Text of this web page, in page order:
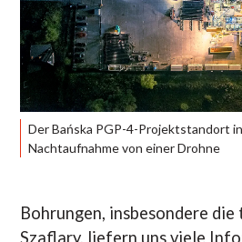
Der Bańska PGP-4-Projektstandort
Nachtaufnahme von einer Drohne
Bohrungen, insbesondere
Szaflary, liefern uns viele